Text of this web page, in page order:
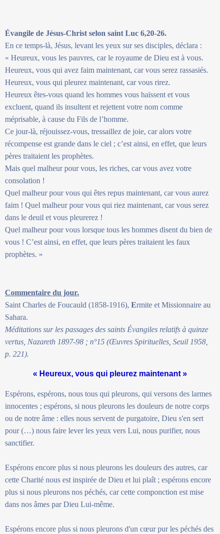
Évangile de Jésus-Christ selon saint Luc 6,20-26.
En ce temps-là, Jésus, levant les yeux sur ses disciples, déclara :
« Heureux, vous les pauvres, car le royaume de Dieu est à vous.
Heureux, vous qui avez faim maintenant, car vous serez rassasiés.
Heureux, vous qui pleurez maintenant, car vous rirez.
Heureux êtes-vous quand les hommes vous haïssent et vous
excluent, quand ils insultent et rejettent votre nom comme
méprisable, à cause du Fils de l’homme.
Ce jour-là, réjouissez-vous, tressaillez de joie, car alors votre
récompense est grande dans le ciel ; c’est ainsi, en effet, que leurs
pères traitaient les prophètes.
Mais quel malheur pour vous, les riches, car vous avez votre
consolation !
Quel malheur pour vous qui êtes repus maintenant, car vous aurez
faim ! Quel malheur pour vous qui riez maintenant, car vous serez
dans le deuil et vous pleurerez !
Quel malheur pour vous lorsque tous les hommes disent du bien de
vous ! C’est ainsi, en effet, que leurs pères traitaient les faux
prophètes. »
Commentaire du jour.
Saint Charles de Foucauld (1858-1916), Ermite et Missionnaire au
Sahara.
Méditations sur les passages des saints Évangiles relatifs à quinze
vertus, Nazareth 1897-98 ; n°15 (Œuvres Spirituelles, Seuil 1958,
p. 221).
« Heureux, vous qui pleurez maintenant »
Espérons, espérons, nous tous qui pleurons, qui versons des larmes
innocentes ; espérons, si nous pleurons les douleurs de notre corps
ou de notre âme : elles nous servent de purgatoire, Dieu s'en sert
pour (…) nous faire lever les yeux vers Lui, nous purifier, nous
sanctifier.
Espérons encore plus si nous pleurons les douleurs des autres, car
cette Charité nous est inspirée de Dieu et lui plaît ; espérons encore
plus si nous pleurons nos péchés, car cette componction est mise
dans nos âmes par Dieu Lui-même.
Espérons encore plus si nous pleurons d'un cœur pur les péchés des